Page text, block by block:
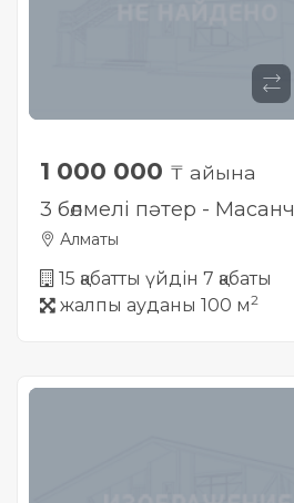
1 000 000 ₸ айына
3 бөлмелі пәтер -
Алматы
15 қабатты үйдін 7 қабаты
жалпы ауданы 100 м2